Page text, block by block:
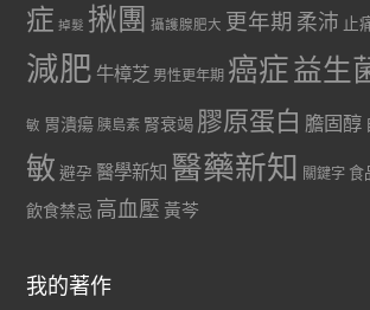
症 掉髮 揪團 攝護腺肥大 更年期 柔沛 止
減肥 牛樟芝 男性更年期 癌症益生
敏 胃潰瘍 胰島素 腎衰竭 膠原蛋白 膽固醇
敏 避孕 醫學新知 醫藥新知 關鍵字 食
飲食禁忌 高血壓 黃芩
我的著作